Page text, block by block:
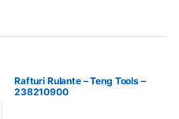
Rafturi Rulante – Teng Tools –
238210900